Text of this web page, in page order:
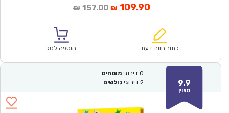
₪ 157.00המחיר
₪157.00.
₪ 109.90המחיר
הוא:
כתוב חוות דעת הוספה לסל
9.9
מצוין
0 דירוגי מומחים
2 דירוגי גולשים